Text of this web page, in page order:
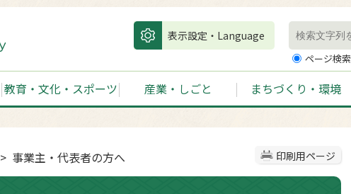
表示設定・Language
ページ検索
教育・文化・スポーツ 産業・しごと まちづくり・環境
印刷用ページ
> 事業主・代表者の方へ